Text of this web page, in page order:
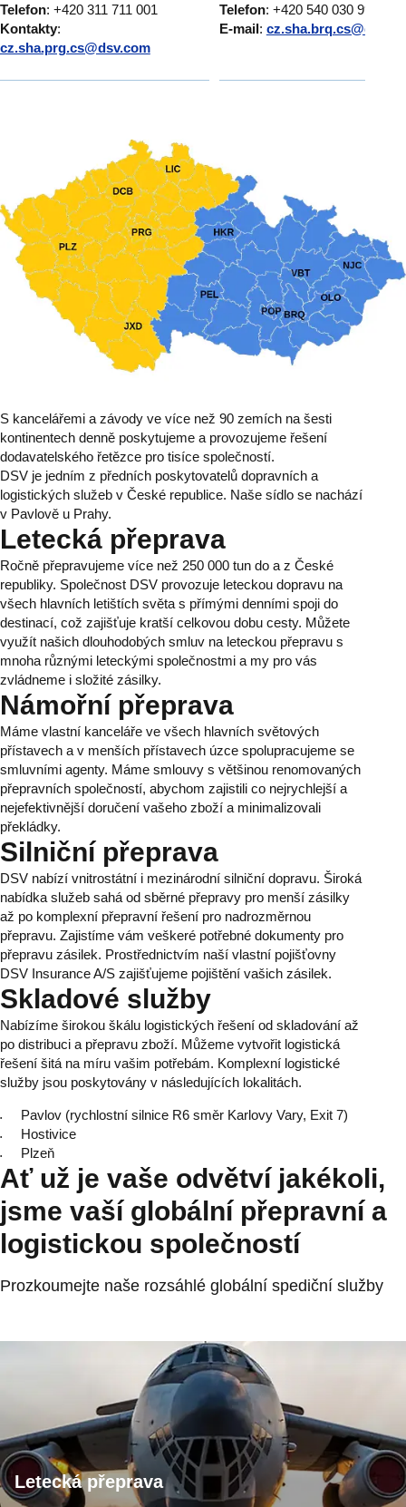
Telefon: +420 311 711 001
Kontakty:
cz.sha.prg.cs@dsv.com
Telefon: +420 540 030 999
E-mail:
S kancelářemi a závody ve více než 90 zemích na šesti
kontinentech denně poskytujeme a provozujeme řešení
dodavatelského řetězce pro tisíce společností.
DSV je jedním z předních poskytovatelů dopravních a
logistických služeb v České republice. Naše sídlo se nachází
v Pavlově u Prahy.
Letecká přeprava
Ročně přepravujeme více než 250 000 tun do a z České
republiky. Společnost DSV provozuje leteckou dopravu na
všech hlavních letištích světa s přímými denními spoji do
destinací, což zajišťuje kratší celkovou dobu cesty. Můžete
využít našich dlouhodobých smluv na leteckou přepravu s
mnoha různými leteckými společnostmi a my pro vás
zvládneme i složité zásilky.
Námořní přeprava
Máme vlastní kanceláře ve všech hlavních světových
přístavech a v menších přístavech úzce spolupracujeme se
smluvními agenty. Máme smlouvy s většinou renomovaných
přepravních společností, abychom zajistili co nejrychlejší a
nejefektivnější doručení vašeho zboží a minimalizovali
překládky.
Silniční přeprava
DSV nabízí vnitrostátní i mezinárodní silniční dopravu. Široká
nabídka služeb sahá od sběrné přepravy pro menší zásilky
až po komplexní přepravní řešení pro nadrozměrnou
přepravu. Zajistíme vám veškeré potřebné dokumenty pro
přepravu zásilek. Prostřednictvím naší vlastní pojišťovny
DSV Insurance A/S zajišťujeme pojištění vašich zásilek.
Skladové služby
Nabízíme širokou škálu logistických řešení od skladování až
po distribuci a přepravu zboží. Můžeme vytvořit logistická
řešení šitá na míru vašim potřebám. Komplexní logistické
služby jsou poskytovány v následujících lokalitách.
Pavlov (rychlostní silnice R6 směr Karlovy Vary, Exit 7)
Hostivice
Plzeň
Ať už je vaše odvětví jakékoli,
jsme vaší globální přepravní a
logistickou společností
Prozkoumejte naše rozsáhlé globální spediční služby
Letecká přeprava